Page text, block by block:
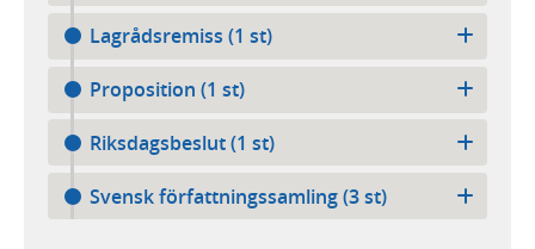
Lagrådsremiss (1 st)
Proposition (1 st)
Riksdagsbeslut (1 st)
Svensk författningssamling (3 st)